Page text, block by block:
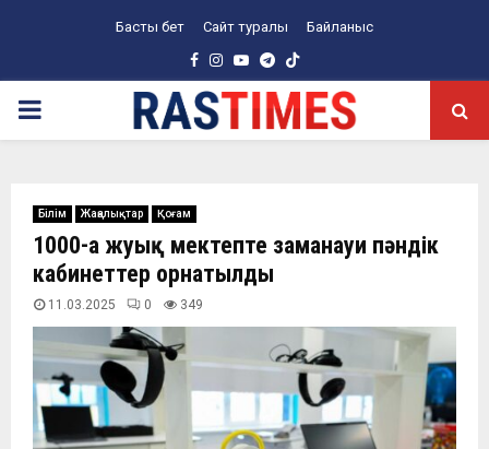
Басты бет Сайт туралы Байланыс
Facebook
Instagram
YoutubeTelegram
PRIMARY
Білім Жаңалықтар Қоғам
1000-ға жуық мектепте заманауи пәндік
кабинеттер орнатылды
11.03.2025 0 349